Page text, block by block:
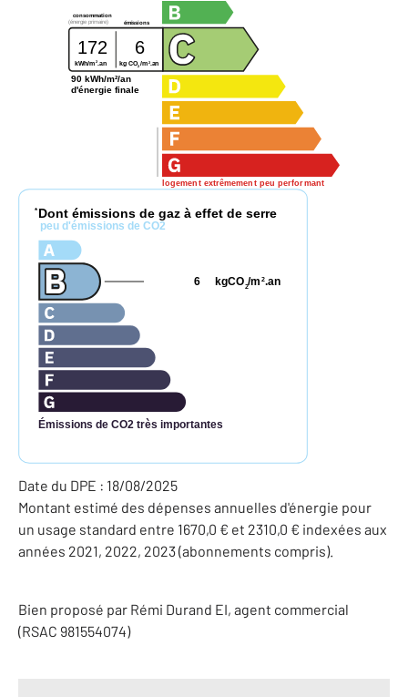
logement extrêmement peu performant
consommation
émissions
(énergie primaire)
172 6
kWh/m 2 .an kg CO2/m2.an
90 kWh/m²/an
d'énergie finale
* Dont émissions de gaz à effet de serre
peu d'émissions de CO2
Émissions de CO2 très importantes
kgCO2/m 2.an
6
Date du DPE : 18/08/2025
Montant estimé des dépenses annuelles d'énergie pour
un usage standard entre 1670,0 € et 2310,0 € indexées aux
années 2021, 2022, 2023 (abonnements compris).
Bien proposé par Rémi Durand EI, agent commercial
(RSAC 981554074)